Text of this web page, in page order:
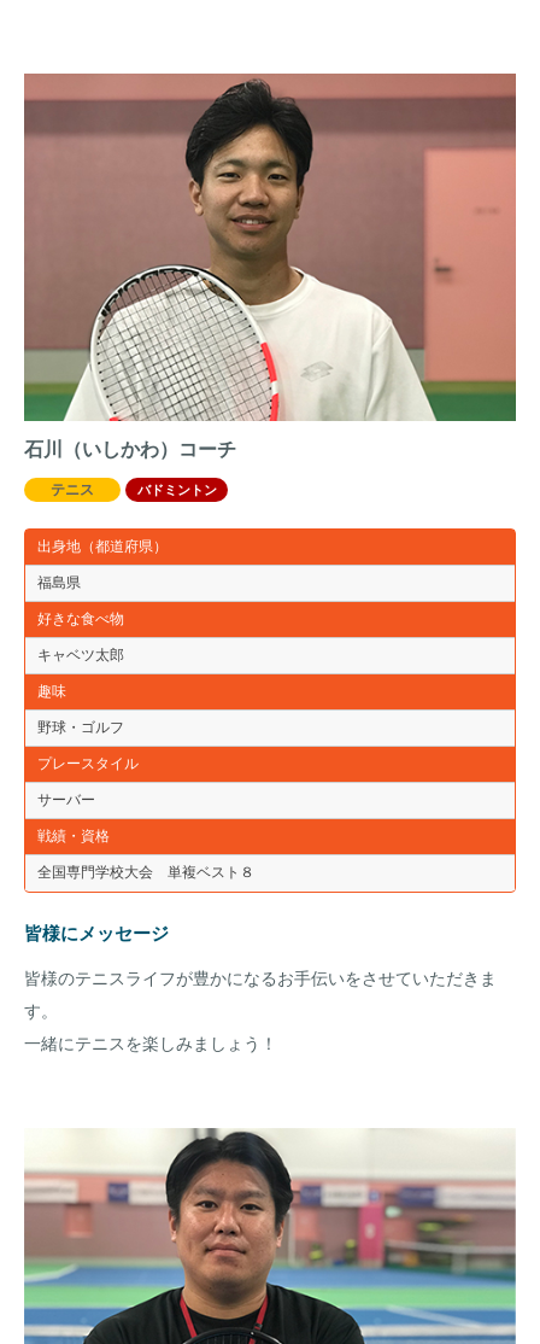
石川（いしかわ）コーチ
テニス バドミントン
出身地（都道府県）
福島県
好きな食べ物
キャベツ太郎
趣味
野球・ゴルフ
プレースタイル
サーバー
戦績・資格
全国専門学校大会 単複ベスト８
皆様にメッセージ
皆様のテニスライフが豊かになるお手伝いをさせていただきま
す。
一緒にテニスを楽しみましょう！